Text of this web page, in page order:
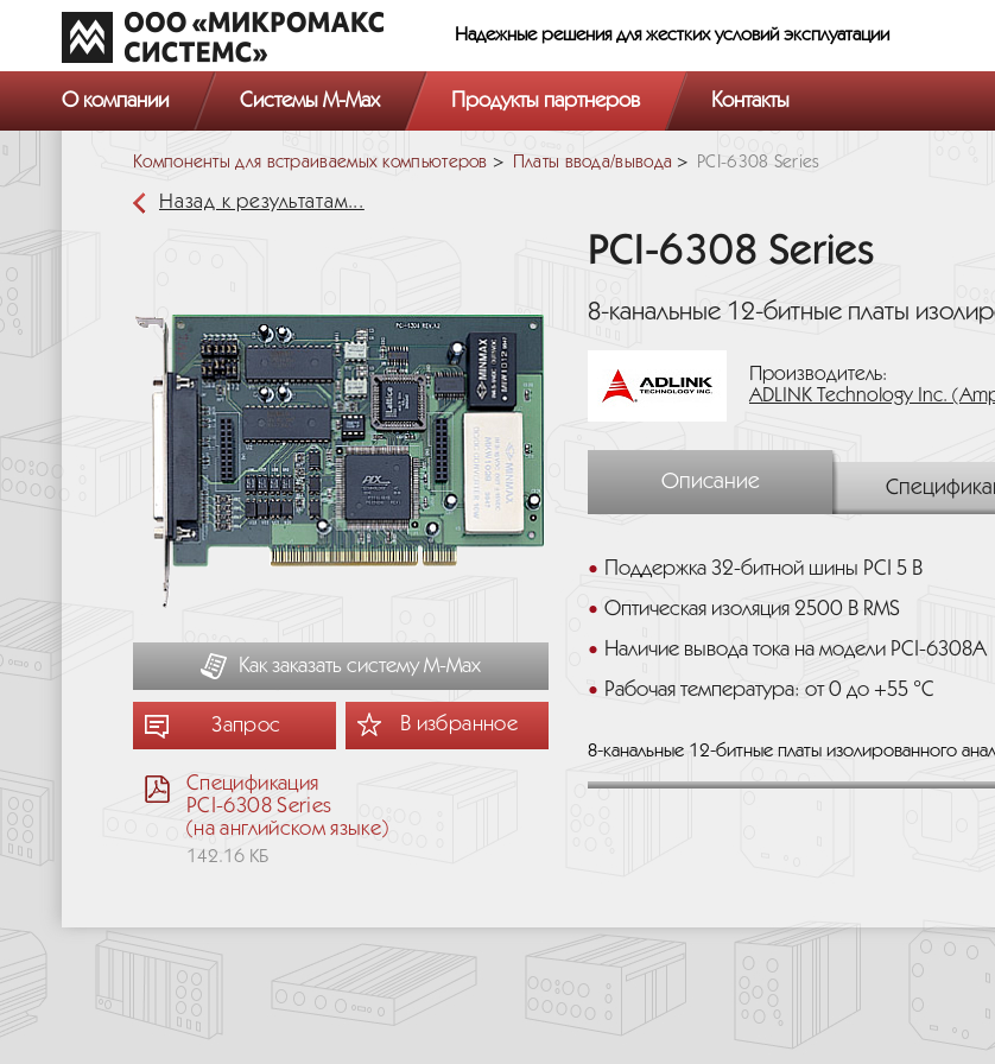
Надежные решения для жестких условий эксплуатации
О компании Системы M-Max Продукты партнеров Контакты
Компоненты для встраиваемых компьютеров Платы ввода/вывода PCI-6308 Series
Назад к результатам...
Как заказать систему М-Мах
Запрос В избранное
Спецификация
PCI-6308 Series
(на английском языке)
142.16 КБ
PCI-6308 Series
8-канальные 12-битные платы
Производитель:
ADLINK Technology Inc.
Описание
Поддержка 32-битной шины PCI 5 В
Оптическая изоляция 2500 В RMS
Наличие вывода тока на модели PCI-6308A
Рабочая температура: от 0 до +55 °C
8-канальные 12-битные платы изолированного